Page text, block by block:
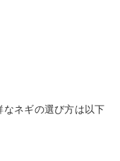
ネギの選び方は以下